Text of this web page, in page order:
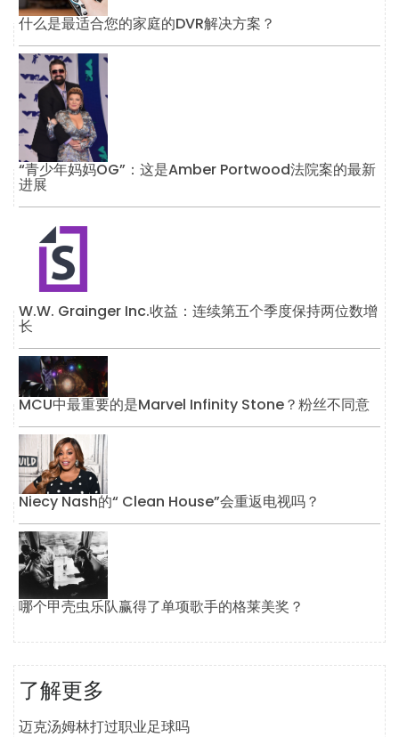
什么是最适合您的家庭的DVR解决方案？
“青少年妈妈OG”：这是Amber Portwood法院案的最新
进展
W.W. Grainger Inc.收益：连续第五个季度保持两位数增
长
MCU中最重要的是Marvel Infinity Stone？粉丝不同意
Niecy Nash的“ Clean House”会重返电视吗？
哪个甲壳虫乐队赢得了单项歌手的格莱美奖？
了解更多
迈克汤姆林打过职业足球吗